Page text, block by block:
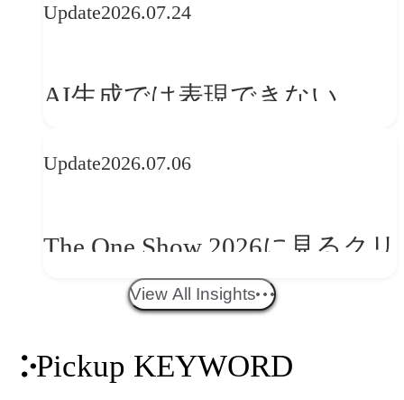
──「優れたブランド体験」
か
Update2026.07.24
AI生成では表現できない
望
Update2026.07.06
The One Show 2026に見るクリ
エイティブトレンド──社会
「体験」へ変える
View All Insights
Pickup KEYWORD